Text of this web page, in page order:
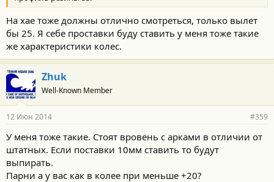
На хае тоже должны отлично смотреться, только вылет
бы 25. Я себе проставки буду ставить у меня тоже такие
же характеристики колес.
Zhuk
Well-Known Member
12 Июн 2014 #359
У меня тоже такие. Стоят вровень с арками в отличии от
штатных. Если поставки 10мм ставить то будут
выпирать.
Парни а у вас как в колее при меньше +20?